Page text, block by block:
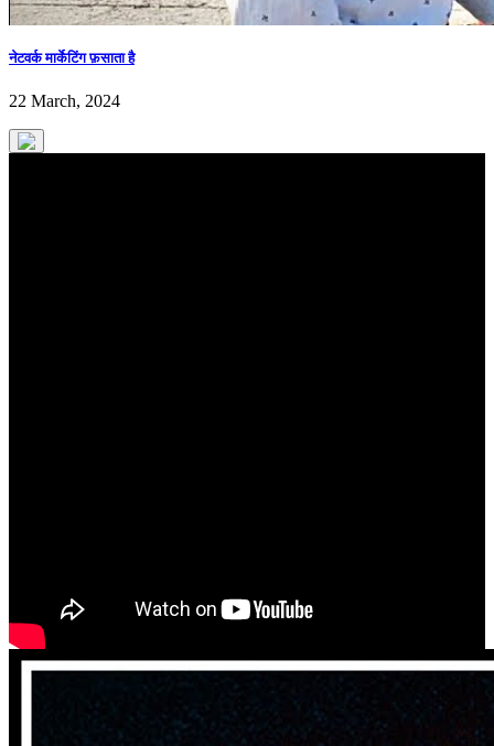
नेटवर्क मार्केटिंग फ़साता है
22 March, 2024